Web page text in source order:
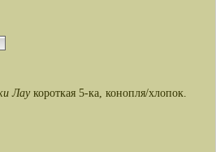
Лаукороткая 5-ка, конопля/хлопок.